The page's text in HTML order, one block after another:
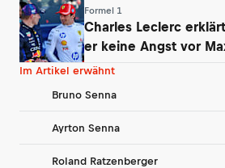
Formel 1
Charles Leclerc
er keine Angst vor
Im Artikel erwähnt
Bruno Senna
Ayrton Senna
Roland Ratzenberger